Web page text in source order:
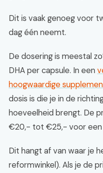
Dit is vaak genoeg voor
dag één neemt.
De dosering is meestal
DHA per capsule. In een
hoogwaardige
dosis is die je in de
hoeveelheid brengt. De
€20,- tot €25,- voor een
Dit hangt af van waar je
reformwinkel). Als je de